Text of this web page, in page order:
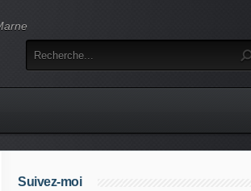
Suivez-moi